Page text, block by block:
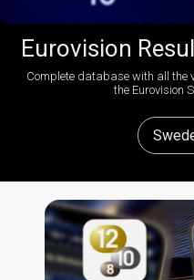
Eurovision
Complete database with all the
the Eurovision